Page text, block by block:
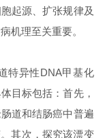
胞起源、扩张规律及
机理至关重要。
特异性DNA甲基化
目标包括：首先，
道和结肠癌中普遍
其次，探究该漂变